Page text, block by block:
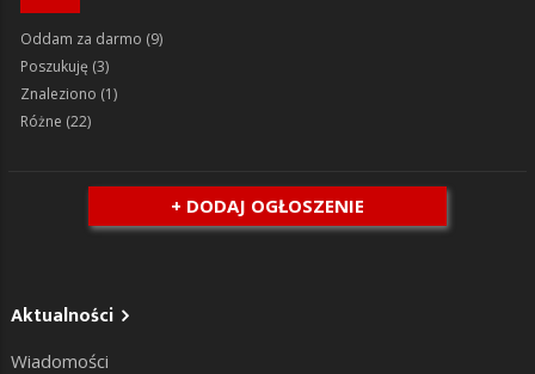
Oddam za darmo (9)
Poszukuję (3)
Znaleziono (1)
Różne (22)
+ DODAJ OGŁOSZENIE
Aktualności
Wiadomości